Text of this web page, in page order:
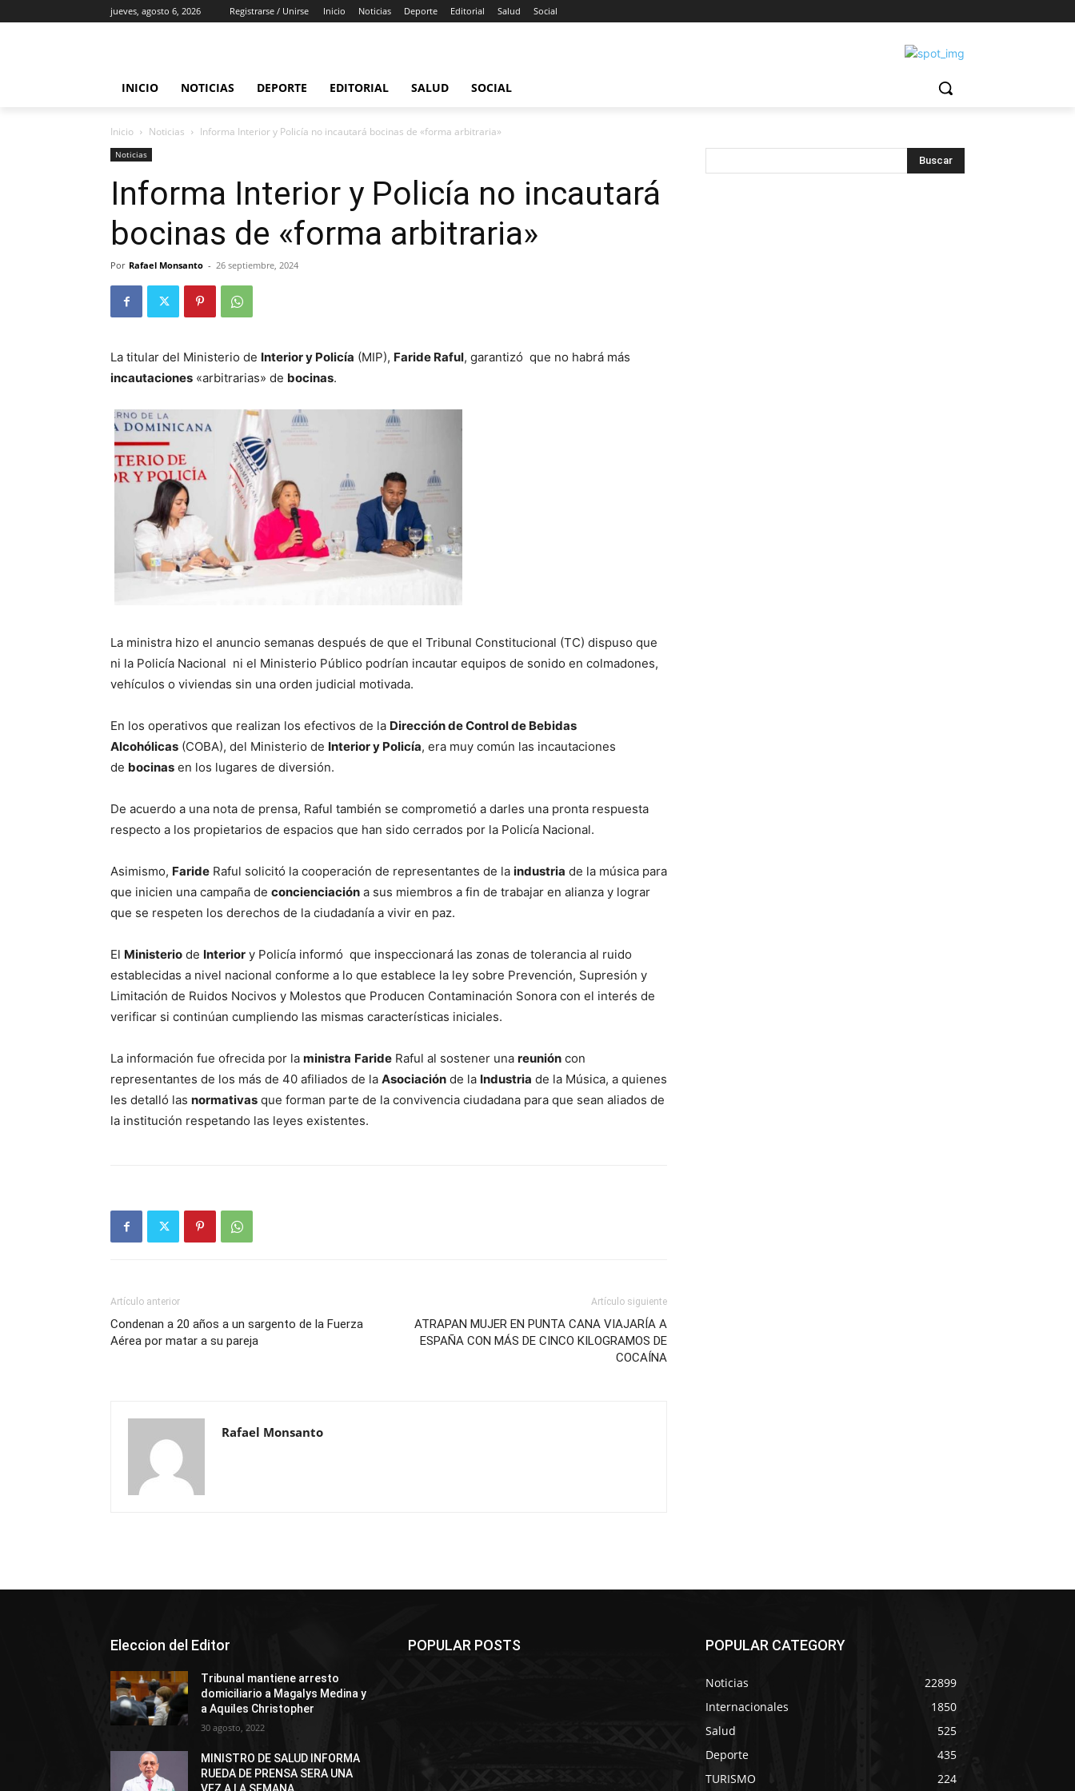
jueves, agosto 6, 2026 Registrarse / Unirse Inicio Noticias Deporte Editorial Salud Social
INICIO NOTICIAS DEPORTE EDITORIAL SALUD SOCIAL
Inicio Noticias Informa Interior y Policía no incautará bocinas de «forma arbitraria»
Noticias
Informa Interior y Policía no incautará
bocinas de «forma arbitraria»
Por Rafael Monsanto - 26 septiembre, 2024
La titular del Ministerio de Interior y Policía (MIP), Faride Raful, garantizó que no habrá más
incautaciones «arbitrarias» de bocinas.
La ministra hizo el anuncio semanas después de que el Tribunal Constitucional (TC) dispuso que
ni la Policía Nacional ni el Ministerio Público podrían incautar equipos de sonido en colmadones,
vehículos o viviendas sin una orden judicial motivada.
En los operativos que realizan los efectivos de la Dirección de Control de Bebidas
Alcohólicas (COBA), del Ministerio de Interior y Policía, era muy común las incautaciones
de bocinas en los lugares de diversión.
De acuerdo a una nota de prensa, Raful también se comprometió a darles una pronta respuesta
respecto a los propietarios de espacios que han sido cerrados por la Policía Nacional.
Asimismo, Faride Raful solicitó la cooperación de representantes de la industria de la música para
que inicien una campaña de concienciación a sus miembros a fin de trabajar en alianza y lograr
que se respeten los derechos de la ciudadanía a vivir en paz.
El Ministerio de Interior y Policía informó que inspeccionará las zonas de tolerancia al ruido
establecidas a nivel nacional conforme a lo que establece la ley sobre Prevención, Supresión y
Limitación de Ruidos Nocivos y Molestos que Producen Contaminación Sonora con el interés de
verificar si continúan cumpliendo las mismas características iniciales.
La información fue ofrecida por la ministra Faride Raful al sostener una reunión con
representantes de los más de 40 afiliados de la Asociación de la Industria de la Música, a quienes
les detalló las normativas que forman parte de la convivencia ciudadana para que sean aliados de
la institución respetando las leyes existentes.
Artículo anterior
Condenan a 20 años a un sargento de la Fuerza
Aérea por matar a su pareja
Artículo siguiente
ATRAPAN MUJER EN PUNTA CANA VIAJARÍA A
ESPAÑA CON MÁS DE CINCO KILOGRAMOS DE
COCAÍNA
Rafael Monsanto
Eleccion del Editor
Tribunal mantiene arresto
domiciliario a Magalys Medina y
a Aquiles Christopher
30 agosto, 2022
MINISTRO DE SALUD INFORMA
RUEDA DE PRENSA SERA UNA
POPULAR POSTS POPULAR CATEGORY
Noticias
22899
Internacionales
1850
Salud
525
Deporte
435
TURISMO
224